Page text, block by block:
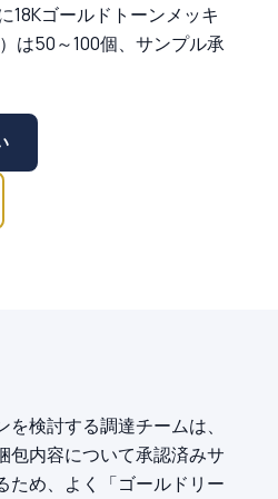
18Kゴールドトーンメッキ
は50～100個、サンプル承
検討する調達チームは、
包内容について承認済みサ
ため、よく「ゴールドリー